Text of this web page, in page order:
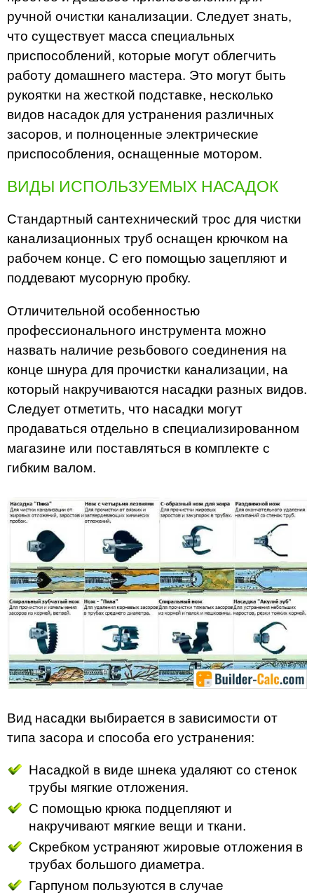
ручной очистки канализации. Следует знать,
что существует масса специальных
приспособлений, которые могут облегчить
работу домашнего мастера. Это могут быть
рукоятки на жесткой подставке, несколько
видов насадок для устранения различных
засоров, и полноценные электрические
приспособления, оснащенные мотором.
ВИДЫ ИСПОЛЬЗУЕМЫХ НАСАДОК
Стандартный сантехнический трос для чистки
канализационных труб оснащен крючком на
рабочем конце. С его помощью зацепляют и
поддевают мусорную пробку.
Отличительной особенностью
профессионального инструмента можно
назвать наличие резьбового соединения на
конце шнура для прочистки канализации, на
который накручиваются насадки разных видов.
Следует отметить, что насадки могут
продаваться отдельно в специализированном
магазине или поставляться в комплекте с
гибким валом.
Вид насадки выбирается в зависимости от
типа засора и способа его устранения:
Насадкой в виде шнека удаляют со стенок
трубы мягкие отложения.
С помощью крюка подцепляют и
накручивают мягкие вещи и ткани.
Скребком устраняют жировые отложения в
трубах большого диаметра.
Гарпуном пользуются в случае